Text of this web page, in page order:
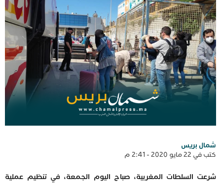
شمال بريس
كتب في 22 مايو 2020 - 2:41 م
شرعت السلطات المغربية، صباح اليوم الجمعة، في تنظيم عملية